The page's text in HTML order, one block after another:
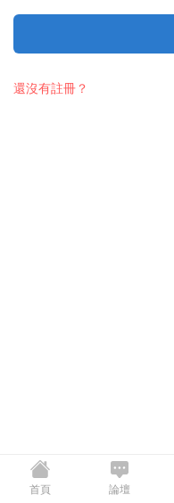
還沒有註冊？
首頁 論壇